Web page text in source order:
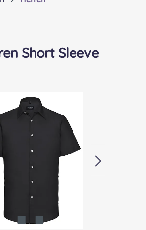
Short Sleeve